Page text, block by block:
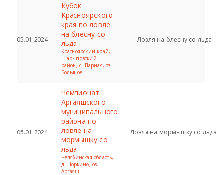
05.01.2024
Кубок
Красноярского
края по ловле
на блесну со
льда
Красноярский край,
Шарыповский
район, с. Парная, оз.
Большое
Ловля на блесну со льда
05.01.2024
Чемпионат
Аргаяшского
муниципального
района по
ловле на
мормышку со
льда
Челябинская область,
д. Норкино, оз.
Аргаяш
Ловля на мормышку со льда